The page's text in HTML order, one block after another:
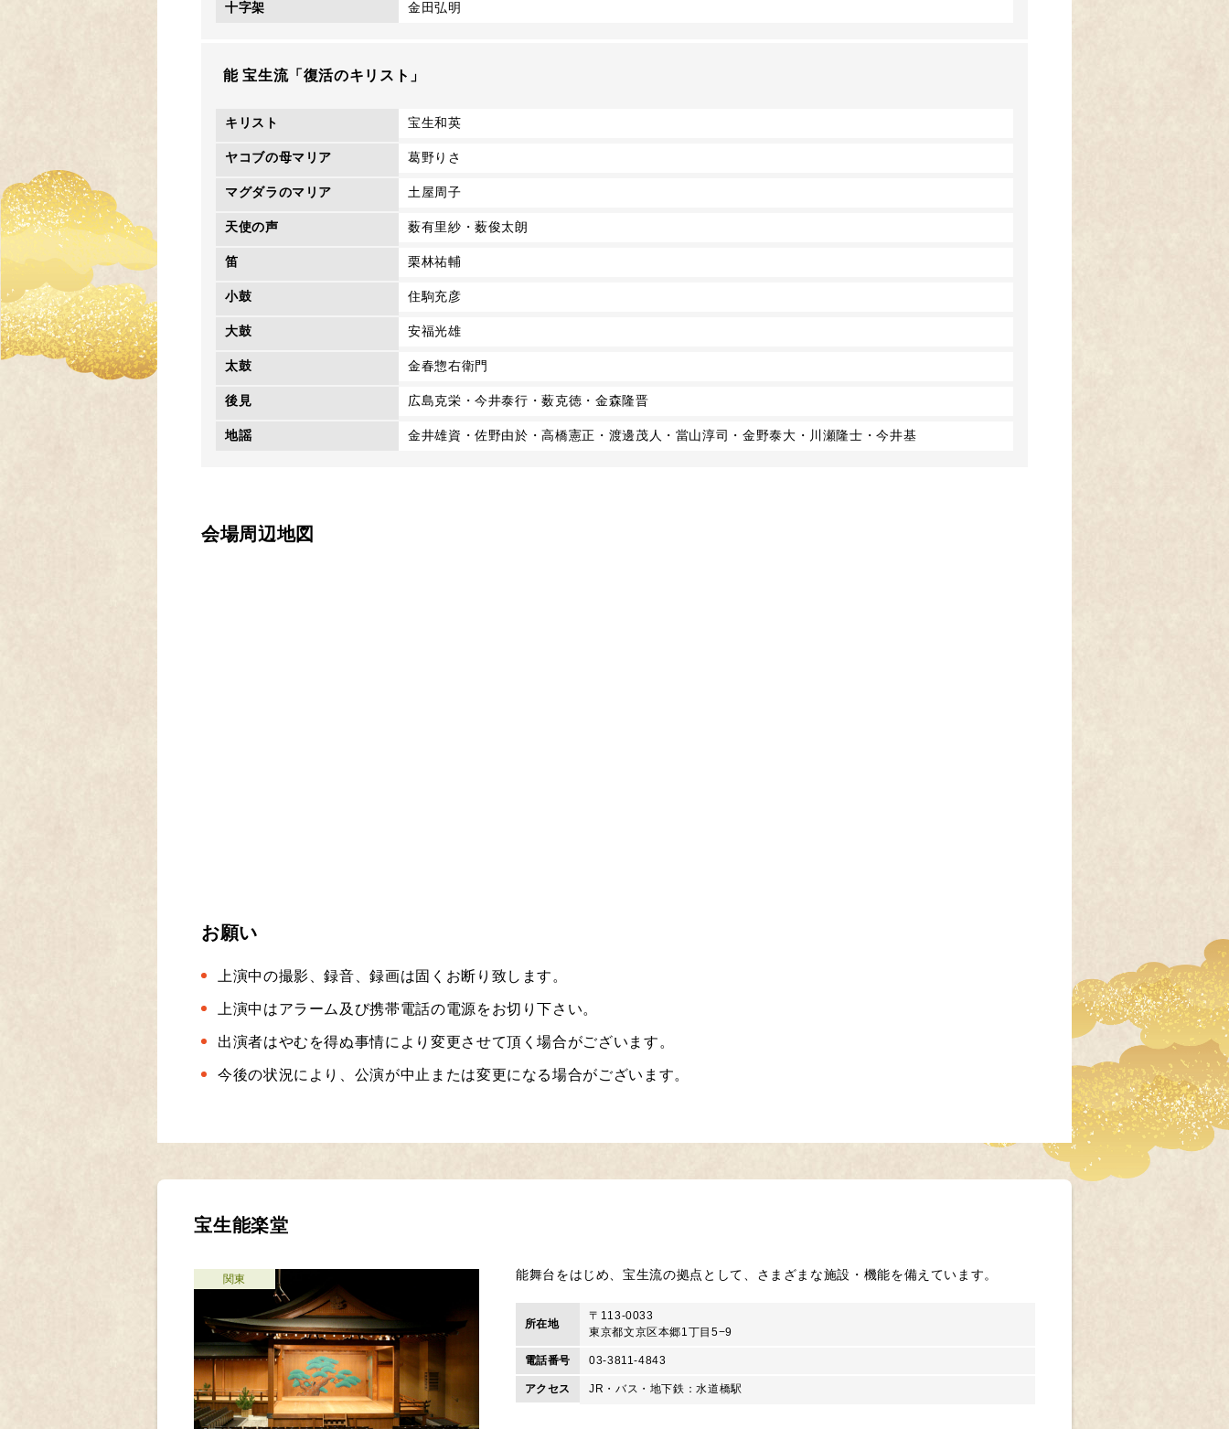
十字架 金田弘明
能 宝生流「復活のキリスト」
キリスト 宝生和英
ヤコブの母マリア 葛野りさ
マグダラのマリア 土屋周子
天使の声 薮有里紗・薮俊太朗
笛 栗林祐輔
小鼓 住駒充彦
大鼓 安福光雄
太鼓 金春惣右衛門
後見 広島克栄・今井泰行・薮克徳・金森隆晋
地謡 金井雄資・佐野由於・高橋憲正・渡邊茂人・當山淳司・金野泰大・川瀬隆士・今井基
会場周辺地図
お願い
上演中の撮影、録音、録画は固くお断り致します。
上演中はアラーム及び携帯電話の電源をお切り下さい。
出演者はやむを得ぬ事情により変更させて頂く場合がございます。
今後の状況により、公演が中止または変更になる場合がございます。
宝生能楽堂
関東 能舞台をはじめ、宝生流の拠点として、さまざまな施設・機能を備えています。
所在地
〒113-0033
東京都文京区本郷1丁目5−9
電話番号 03-3811-4843
アクセス JR・バス・地下鉄：水道橋駅